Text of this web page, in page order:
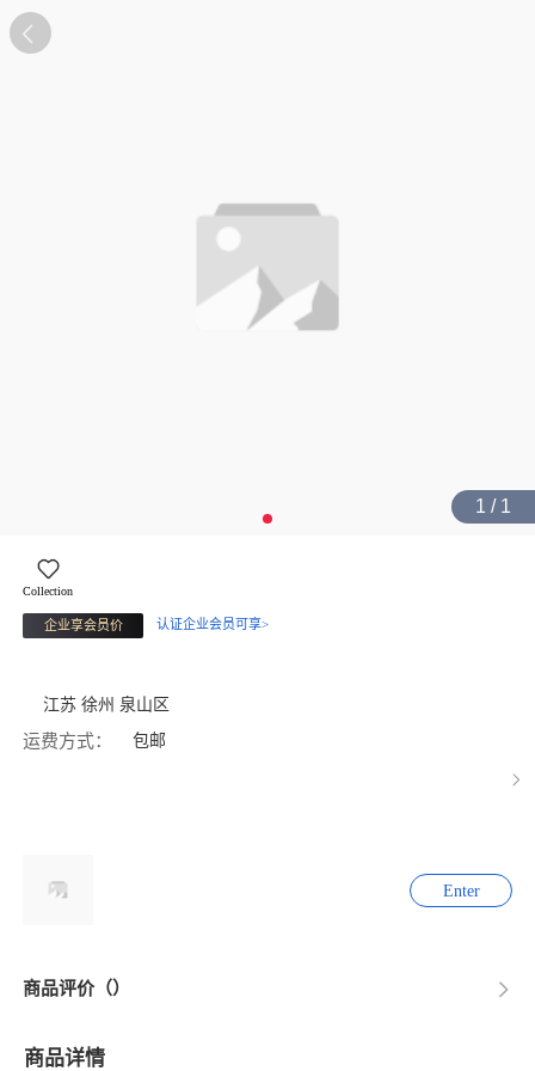
1 / 1
Collection
企业享会员价 认证企业会员可享>
江苏 徐州 泉山区
运费方式： 包邮
Enter
商品评价（）
商品详情